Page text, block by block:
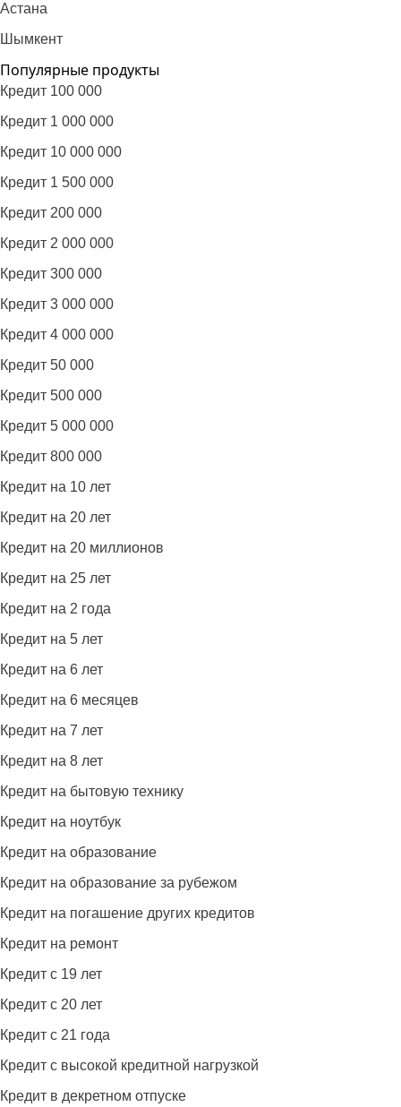
Астана
Шымкент
Популярные продукты
Кредит 100 000
Кредит 1 000 000
Кредит 10 000 000
Кредит 1 500 000
Кредит 200 000
Кредит 2 000 000
Кредит 300 000
Кредит 3 000 000
Кредит 4 000 000
Кредит 50 000
Кредит 500 000
Кредит 5 000 000
Кредит 800 000
Кредит на 10 лет
Кредит на 20 лет
Кредит на 20 миллионов
Кредит на 25 лет
Кредит на 2 года
Кредит на 5 лет
Кредит на 6 лет
Кредит на 6 месяцев
Кредит на 7 лет
Кредит на 8 лет
Кредит на бытовую технику
Кредит на ноутбук
Кредит на образование
Кредит на образование за рубежом
Кредит на погашение других кредитов
Кредит на ремонт
Кредит с 19 лет
Кредит с 20 лет
Кредит с 21 года
Кредит с высокой кредитной нагрузкой
Кредит в декретном отпуске